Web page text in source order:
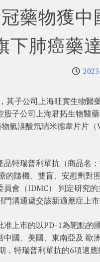
藥物獲
下肺癌藥
其子公司上海旺實生物
股子公司上海君拓生物
氫溴酸氘瑞米德韋片片
特瑞普利單抗（商品名
的隨機、雙盲、安慰劑
會（IDMC） 判定研究
溝通遞交該新適應症上市
上市的以PD-1為靶點的
中國、美國、東南亞及
特瑞普利單抗的6項適應